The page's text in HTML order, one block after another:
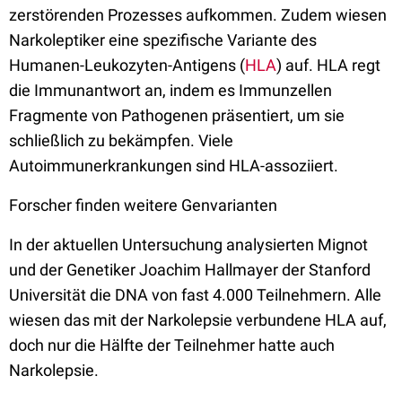
zerstörenden Prozesses aufkommen. Zudem wiesen
Narkoleptiker eine spezifische Variante des
Humanen-Leukozyten-Antigens (HLA) auf. HLA regt
die Immunantwort an, indem es Immunzellen
Fragmente von Pathogenen präsentiert, um sie
schließlich zu bekämpfen. Viele
Autoimmunerkrankungen sind HLA-assoziiert.
Forscher finden weitere Genvarianten
In der aktuellen Untersuchung analysierten Mignot
und der Genetiker Joachim Hallmayer der Stanford
Universität die DNA von fast 4.000 Teilnehmern. Alle
wiesen das mit der Narkolepsie verbundene HLA auf,
doch nur die Hälfte der Teilnehmer hatte auch
Narkolepsie.